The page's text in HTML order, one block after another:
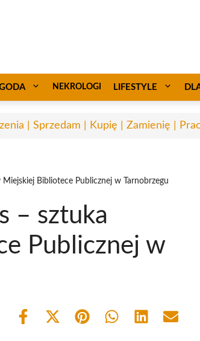
NEKROLOGI LIFESTYLE
| Sprzedam | Kupię | Zamienię |
Bibliotece Publicznej w Tarnobrzegu
– sztuka
Publicznej w
Share
Share Share Share Share Share